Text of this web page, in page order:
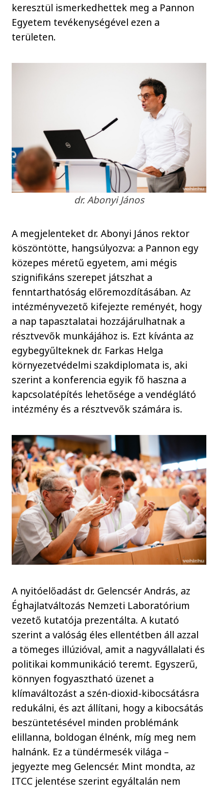
keresztül ismerkedhettek meg a Pannon
Egyetem tevékenységével ezen a
területen.
dr. Abonyi János
A megjelenteket dr. Abonyi János rektor
köszöntötte, hangsúlyozva: a Pannon egy
közepes méretű egyetem, ami mégis
szignifikáns szerepet játszhat a
fenntarthatóság előremozdításában. Az
intézményvezető kifejezte reményét, hogy
a nap tapasztalatai hozzájárulhatnak a
résztvevők munkájához is. Ezt kívánta az
egybegyűlteknek dr. Farkas Helga
környezetvédelmi szakdiplomata is, aki
szerint a konferencia egyik fő haszna a
kapcsolatépítés lehetősége a vendéglátó
intézmény és a résztvevők számára is.
A nyitóelőadást dr. Gelencsér András, az
Éghajlatváltozás Nemzeti Laboratórium
vezető kutatója prezentálta. A kutató
szerint a valóság éles ellentétben áll azzal
a tömeges illúzióval, amit a nagyvállalati és
politikai kommunikáció teremt. Egyszerű,
könnyen fogyasztható üzenet a
klímaváltozást a szén-dioxid-kibocsátásra
redukálni, és azt állítani, hogy a kibocsátás
beszüntetésével minden problémánk
elillanna, boldogan élnénk, míg meg nem
halnánk. Ez a tündérmesék világa –
jegyezte meg Gelencsér. Mint mondta, az
ITCC jelentése szerint egyáltalán nem